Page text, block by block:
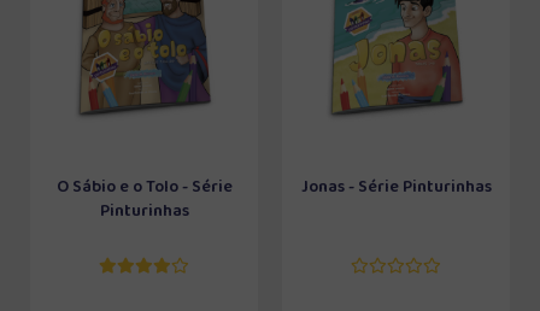
O Sábio e o Tolo - Série
Pinturinhas
Jonas - Série Pinturinhas